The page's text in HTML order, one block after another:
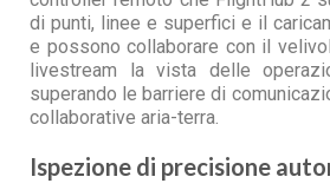
di punti, linee e superfici e il
e possono collaborare con il
livestream la vista delle
superando le barriere di
collaborative aria-terra.
Ispezione di precisione